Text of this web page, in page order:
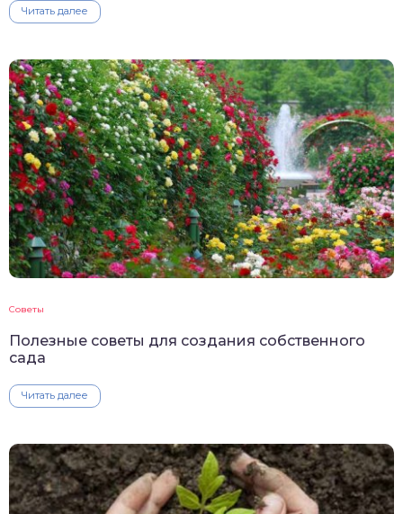
Читать далее
Советы
Полезные советы для создания собственного
сада
Читать далее